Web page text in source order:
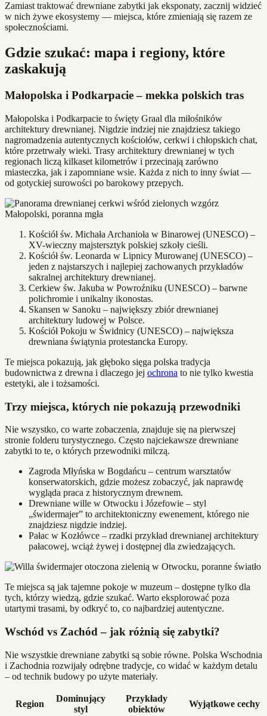
Zamiast traktować drewniane zabytki jak eksponaty, zacznij widzieć
w nich żywe ekosystemy — miejsca, które zmieniają się razem ze
społecznościami.
Gdzie szukać: mapa i regiony, które
zaskakują
Małopolska i Podkarpacie – mekka polskich tras
Małopolska i Podkarpacie to święty Graal dla miłośników
architektury drewnianej. Nigdzie indziej nie znajdziesz takiego
nagromadzenia autentycznych kościołów, cerkwi i chłopskich chat,
które przetrwały wieki. Trasy architektury drewnianej w tych
regionach liczą kilkaset kilometrów i przecinają zarówno
miasteczka, jak i zapomniane wsie. Każda z nich to inny świat —
od gotyckiej surowości po barokowy przepych.
Kościół św. Michała Archanioła w Binarowej (UNESCO) –
XV-wieczny majstersztyk polskiej szkoły cieśli.
Kościół św. Leonarda w Lipnicy Murowanej (UNESCO) –
jeden z najstarszych i najlepiej zachowanych przykładów
sakralnej architektury drewnianej.
Cerkiew św. Jakuba w Powroźniku (UNESCO) – barwne
polichromie i unikalny ikonostas.
Skansen w Sanoku – największy zbiór drewnianej
architektury ludowej w Polsce.
Kościół Pokoju w Świdnicy (UNESCO) – największa
drewniana świątynia protestancka Europy.
Te miejsca pokazują, jak głęboko sięga polska tradycja
budownictwa z drewna i dlaczego jej ochrona to nie tylko kwestia
estetyki, ale i tożsamości.
Trzy miejsca, których nie pokazują przewodniki
Nie wszystko, co warte zobaczenia, znajduje się na pierwszej
stronie folderu turystycznego. Często najciekawsze drewniane
zabytki to te, o których przewodniki milczą.
Zagroda Młyńska w Bogdańcu – centrum warsztatów
konserwatorskich, gdzie możesz zobaczyć, jak naprawdę
wygląda praca z historycznym drewnem.
Drewniane wille w Otwocku i Józefowie – styl
„świdermajer” to architektoniczny ewenement, którego nie
znajdziesz nigdzie indziej.
Pałac w Kozłówce – rzadki przykład drewnianej architektury
pałacowej, wciąż żywej i dostępnej dla zwiedzających.
Te miejsca są jak tajemne pokoje w muzeum – dostępne tylko dla
tych, którzy wiedzą, gdzie szukać. Warto eksplorować poza
utartymi trasami, by odkryć to, co najbardziej autentyczne.
Wschód vs Zachód – jak różnią się zabytki?
Nie wszystkie drewniane zabytki są sobie równe. Polska Wschodnia
i Zachodnia rozwijały odrębne tradycje, co widać w każdym detalu
– od technik budowy po użyte materiały.
Region
Dominujący
styl
Przykłady
obiektów
Wyjątkowe cechy